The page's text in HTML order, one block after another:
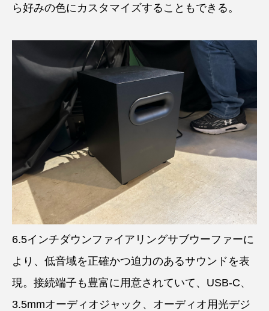
ら好みの色にカスタマイズすることもできる。
6.5インチダウンファイアリングサブウーファーに
より、低音域を正確かつ迫力のあるサウンドを表
現。接続端子も豊富に用意されていて、USB-C、
3.5mmオーディオジャック、オーディオ用光デジ